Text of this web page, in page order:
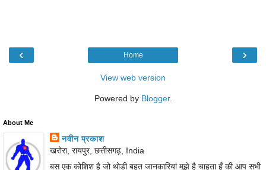
‹ ›
Home
View web version
Powered by Blogger.
About Me
नवीन प्रकाश
खरोरा, रायपुर, छत्तीसगढ़, India
बस एक कोशिश है जो थोडी बहुत जानकारियां मुझे है चाहता हूँ की आप सभी